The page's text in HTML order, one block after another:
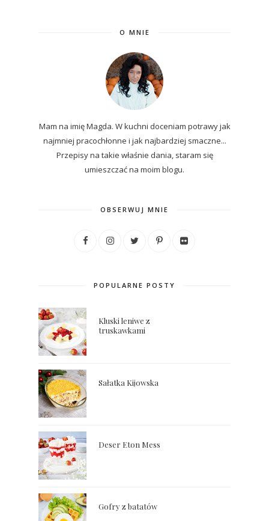
O MNIE
Mam na imię Magda. W kuchni doceniam potrawy jak
najmniej pracochłonne i jak najbardziej smaczne...
Przepisyna takie właśnie dania, staram się
umieszczać na moim blogu.
OBSERWUJ MNIE
POPULARNE POSTY
Kluski leniwe z
truskawkami
Sałatka Kijowska
Deser Eton Mess
Gofry z batatów